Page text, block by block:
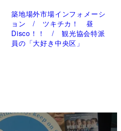
築地場外市場インフォメーシ
ョン / ツキチカ！ 昼
Disco！！ / 観光協会特派
員の「大好き中央区」